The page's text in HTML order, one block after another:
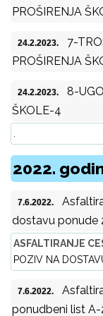
PROŠIRENJA
24.2.2023.
7-
PROŠIRENJA
24.2.2023.
8-
ŠKOLE-4
2022.
7.6.2022.
dostavu ponude
ASFALTIRANJE
POZIV NA
7.6.2022.
ponudbeni list A-